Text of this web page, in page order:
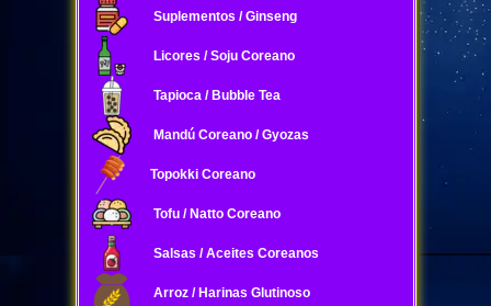
Suplementos / Ginseng
Licores / Soju Coreano
Tapioca / Bubble Tea
Mandú Coreano / Gyozas
Topokki Coreano
Tofu / Natto Coreano
Salsas / Aceites Coreanos
Arroz / Harinas Glutinoso